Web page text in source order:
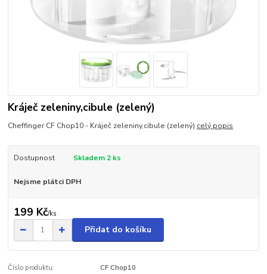
Kráječ zeleniny,cibule (zelený)
Cheffinger CF Chop10 - Kráječ zeleniny,cibule (zelený) celý popis
Dostupnost Skladem 2 ks
Nejsme plátci DPH
199 Kč/ks
Přidat do košíku
Číslo produktu: CF Chop10